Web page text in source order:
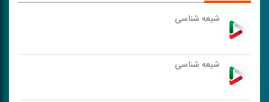
شیعه شناسی
شیعه شناسی